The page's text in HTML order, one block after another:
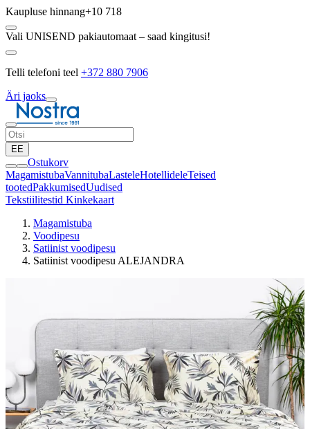
Kaupluse hinnang+10 718
Vali UNISEND pakiautomaat – saad kingitusi!
Telli telefoni teel +372 880 7906
Äri jaoks
EE
Ostukorv
MagamistubaVannitubaLasteleHotellideleTeised
tootedPakkumisedUudised
Tekstiilitestid Kinkekaart
Magamistuba
Voodipesu
Satiinist voodipesu
Satiinist voodipesu ALEJANDRA